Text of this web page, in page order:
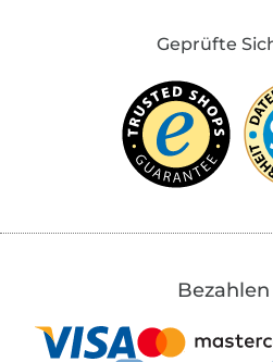
Geprüfte